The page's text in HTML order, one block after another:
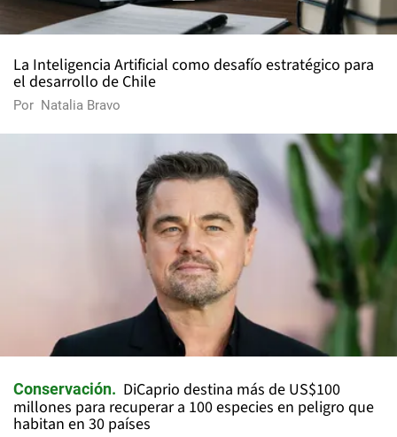
La Inteligencia Artificial como desafío estratégico para
el desarrollo de Chile
Por Natalia Bravo
Conservación
DiCaprio destina más de US$100
millones para recuperar a 100 especies en peligro que
habitan en 30 países